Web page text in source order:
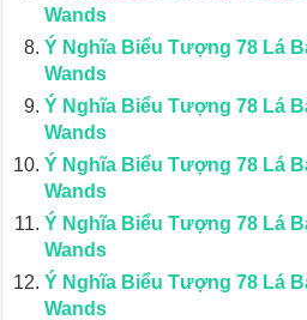
Wands
Ý Nghĩa Biểu Tượng 78 Lá
Wands
Ý Nghĩa Biểu Tượng 78 Lá
Wands
Ý Nghĩa Biểu Tượng 78 Lá
Wands
Ý Nghĩa Biểu Tượng 78 Lá
Wands
Ý Nghĩa Biểu Tượng 78 Lá
Wands